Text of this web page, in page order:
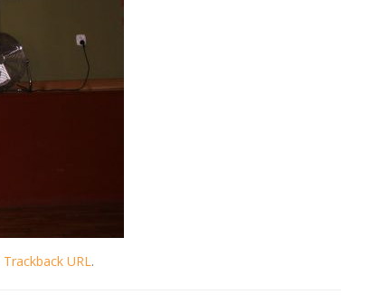
Trackback URL.